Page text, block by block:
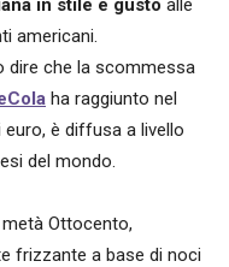
in stile e gusto alle
americani.
dire che la scommessa
ha raggiunto nel
è diffusa a livello
del mondo.
Ottocento,
frizzante a base di noci